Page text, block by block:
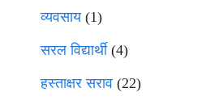
व्यवसाय(1)
सरल विद्यार्थी(4)
हस्ताक्षर सराव (22)